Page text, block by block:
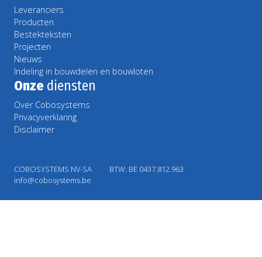
Leveranciers
Producten
Bestekteksten
Projecten
Nieuws
Indeling in bouwdelen en bouwloten
Onze diensten
Over Cobosystems
Privacyverklaring
Disclaimer
COBOSYSTEMS NV-SA
BTW: BE 0437.812.963
info@cobosystems.be